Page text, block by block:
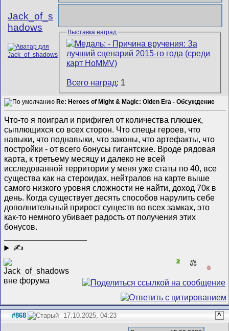
Jack_of_s
hadows
Выставка наград
Всего наград: 1
Re: Heroes of Might & Magic: Olden Era - Обсуждение
Что-то я поиграл и прифигел от количества плюшек,
сыплющихся со всех сторон. Что спецы героев, что
навыки, что поднавыки, что законы, что артефакты, что
постройки - от всего бонусы гигантские. Вроде рядовая
карта, к третьему месяцу и далеко не всей
исследованной территории у меня уже статы по 40, все
существа как на стероидах, нейтралов на карте выше
самого низкого уровня сложности не найти, доход 70к в
день. Когда существует десять способов нарулить себе
дополнительный прирост существ во всех замках, это
как-то немного убивает радость от получения этих
бонусов.
✍
2 ⚖️
0
#868 17.10.2025, 04:23 ^